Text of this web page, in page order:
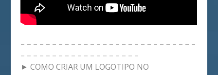
– – – – – – – – – – – – – – – – – – – – – – – – – – – –
– – – – – – – – – – – – – – – – – – –
► COMO CRIAR UM LOGOTIPO NO